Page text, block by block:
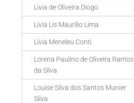
Livia de Oliveira Diogo
Livia Lis Maurílio Lima
Lívia Meneleu Conti
Lorena Paulino de Oliveira Ramos
da Silva
Louise Silva dos Santos Munier
Silva